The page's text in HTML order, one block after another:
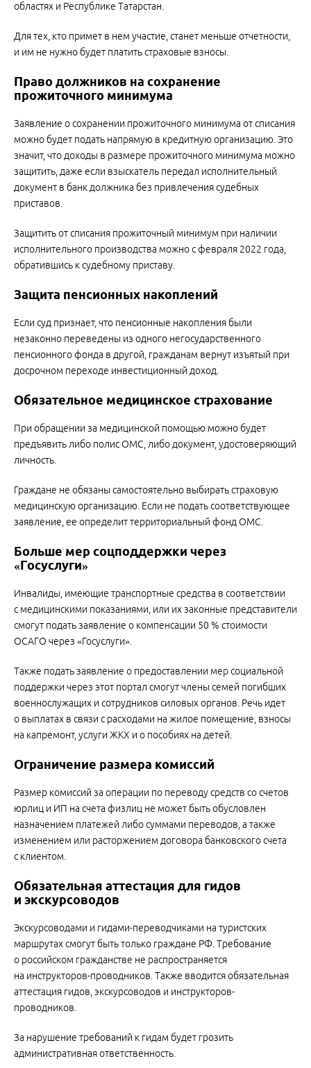
областях и Республике Татарстан.
Для тех, кто примет в нем участие, станет меньше отчетности,
и им не нужно будет платить страховые взносы.
Право должников на сохранение
прожиточного минимума
Заявление о сохранении прожиточного минимума от списания
можно будет подать напрямую в кредитную организацию. Это
значит, что доходы в размере прожиточного минимума можно
защитить, даже если взыскатель передал исполнительный
документ в банк должника без привлечения судебных
приставов.
Защитить от списания прожиточный минимум при наличии
исполнительного производства можно с февраля 2022 года,
обратившись к судебному приставу.
Защита пенсионных накоплений
Если суд признает, что пенсионные накопления были
незаконно переведены из одного негосударственного
пенсионного фонда в другой, гражданам вернут изъятый при
досрочном переходе инвестиционный доход.
Обязательное медицинское страхование
При обращении за медицинской помощью можно будет
предъявить либо полис ОМС, либо документ, удостоверяющий
личность.
Граждане не обязаны самостоятельно выбирать страховую
медицинскую организацию. Если не подать соответствующее
заявление, ее определит территориальный фонд ОМС.
Больше мер соцподдержки через
«Госуслуги»
Инвалиды, имеющие транспортные средства в соответствии
с медицинскими показаниями, или их законные представители
смогут подать заявление о компенсации 50 % стоимости
ОСАГО через «Госуслуги».
Также подать заявление о предоставлении мер социальной
поддержки через этот портал смогут члены семей погибших
военнослужащих и сотрудников силовых органов. Речь идет
о выплатах в связи с расходами на жилое помещение, взносы
на капремонт, услуги ЖКХ и о пособиях на детей.
Ограничение размера комиссий
Размер комиссий за операции по переводу средств со счетов
юрлиц и ИП на счета физлиц не может быть обусловлен
назначением платежей либо суммами переводов, а также
изменением или расторжением договора банковского счета
с клиентом.
Обязательная аттестация для гидов
и экскурсоводов
Экскурсоводами и гидами-переводчиками на туристских
маршрутах смогут быть только граждане РФ. Требование
о российском гражданстве не распространяется
на инструкторов-проводников. Также вводится обязательная
аттестация гидов, экскурсоводов и инструкторов-
проводников.
За нарушение требований к гидам будет грозить
административная ответственность.